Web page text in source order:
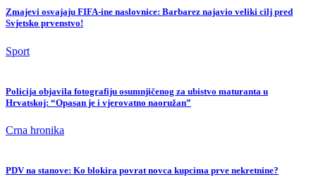
Zmajevi osvajaju FIFA-ine naslovnice: Barbarez najavio veliki cilj pred
Svjetsko prvenstvo!
Sport
Policija objavila fotografiju osumnjičenog za ubistvo maturanta u
Hrvatskoj: “Opasan je i vjerovatno naoružan”
Crna hronika
PDV na stanove: Ko blokira povrat novca kupcima prve nekretnine?